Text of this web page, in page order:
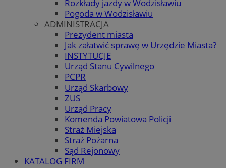
Rozkłady jazdy w Wodzisławiu
Pogoda w Wodzisławiu
ADMINISTRACJA
Prezydent miasta
Jak załatwić sprawę w Urzędzie Miasta?
INSTYTUCJE
Urząd Stanu Cywilnego
PCPR
Urząd Skarbowy
ZUS
Urząd Pracy
Komenda Powiatowa Policji
Straż Miejska
Straż Pożarna
Sąd Rejonowy
KATALOG FIRM